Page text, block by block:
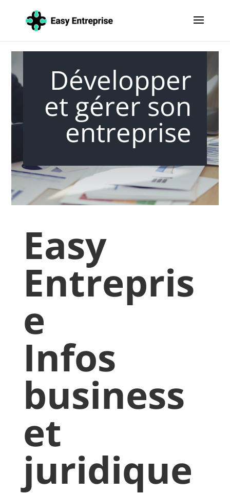
Développer
et gérer son
entreprise
Easy
Entrepris
e
Infos
business
et
juridique